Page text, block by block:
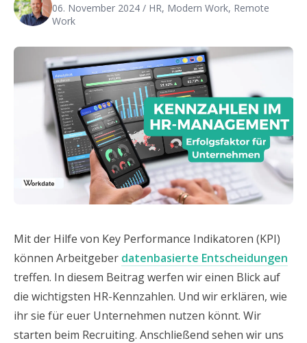
06. November 2024 / HR, Modern Work, Remote
Work
Mit der Hilfe von Key Performance Indikatoren (KPI)
können Arbeitgeber datenbasierte Entscheidungen
treffen. In diesem Beitrag werfen wir einen Blick auf
die wichtigsten HR-Kennzahlen. Und wir erklären, wie
ihr sie für euer Unternehmen nutzen könnt. Wir
starten beim Recruiting. Anschließend sehen wir uns